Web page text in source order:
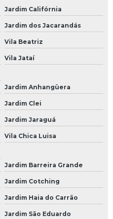
Jardim Califórnia
Jardim dos Jacarandás
Vila Beatriz
Vila Jataí
Jardim Anhangüera
Jardim Clei
Jardim Jaraguá
Vila Chica Luisa
Jardim Barreira Grande
Jardim Cotching
Jardim Haia do Carrão
Jardim São Eduardo